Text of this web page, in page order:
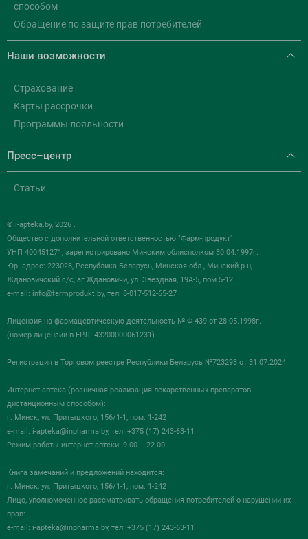
способом
Обращение по защите прав потребителей
Наши возможности
Страхование
Карты рассрочки
Программы лояльности
Пресс–центр
Статьи
© i-apteka.by, 2026 .
Общество с дополнительной ответственностью "Фарм-продукт"
УНП 400451271, зарегистрировано Минским облисполком 30.04.1997г.
Юр. адрес: 223028, Республика Беларусь, Минская обл., Минский р-н,
Ждановичский с/с, аг.Ждановичи, ул. Звездная, 19А-5, пом.5-12
e-mail: info@farmprodukt.by, тел: 8-017-512-65-27
Лицензия на фармацевтическую деятельность № Ф-439 от 28.05.1998г.
(номер лицензии в ЕРЛ: 43200000061231)
Регистрация в Торговом реестре Республики Беларусь №723293 от 31.07.2024
Интернет-аптека (розничная реализация лекарственных препаратов
дистанционным способом):
г. Минск, ул. Притыцкого, 156/1-1, пом. 1-242
e-mail: i-apteka@inpharma.by, тел: +375 (17) 243-63-11
Режим работы интернет-аптеки: 9.00 – 22.00
Книга замечаний и предложений находится:
г. Минск, ул. Притыцкого, 156/1-1, пом. 1-242
Лицо, уполномоченное рассматривать обращения потребителей о нарушении их
прав:
e-mail: i-apteka@inpharma.by, тел: +375 (17) 243-63-11